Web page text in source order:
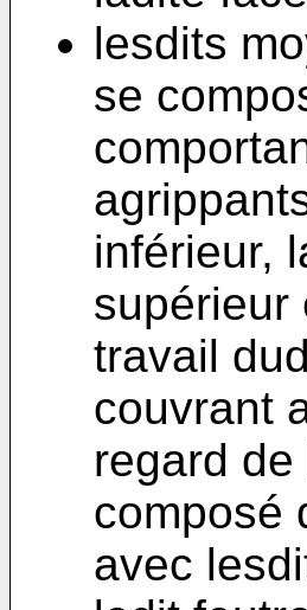
lesdits
se
inférieur,
supérieur
travail
couvrant
regard
composé
avec